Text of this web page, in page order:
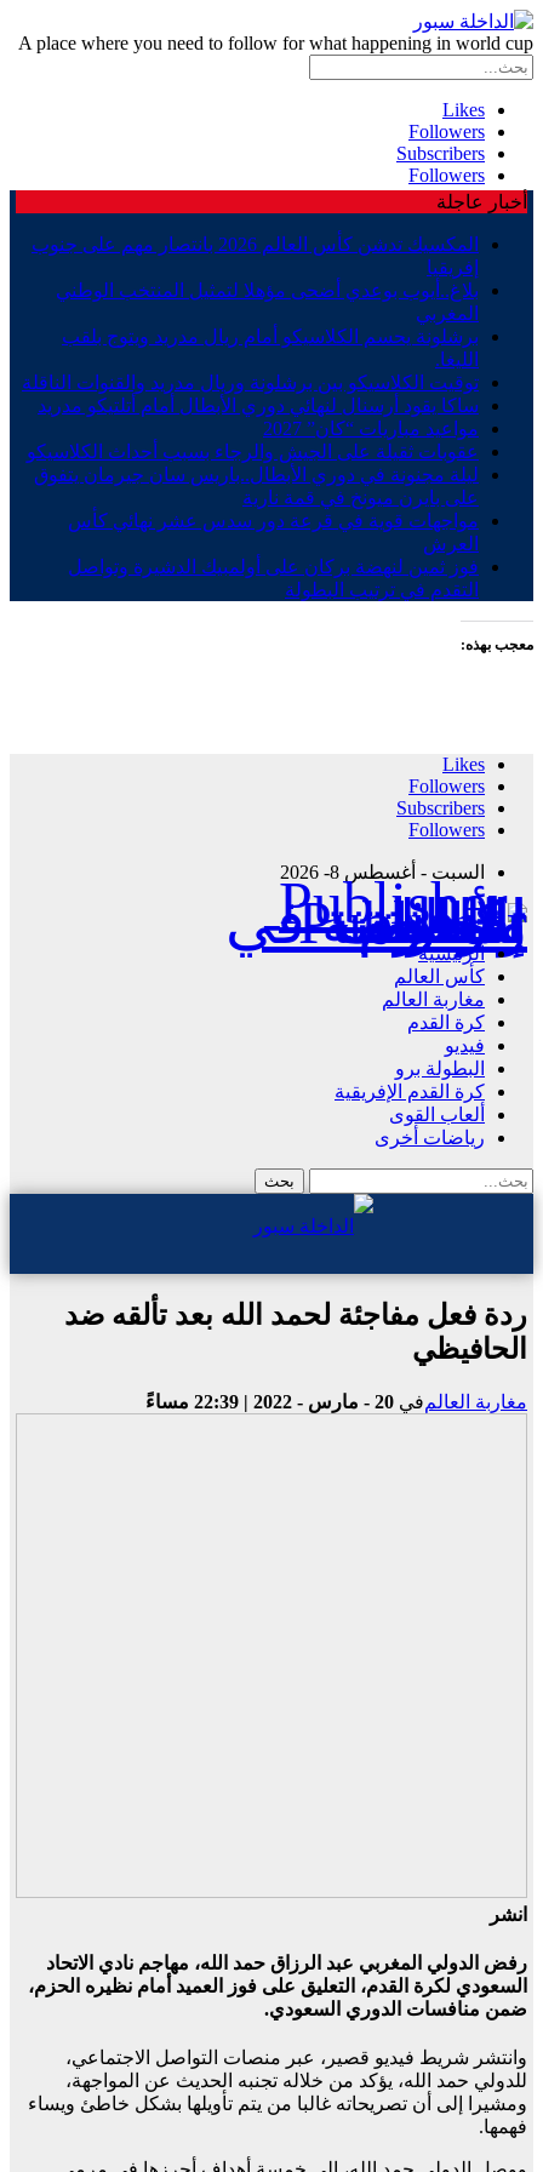
A place where you need to follow for what happening in world cup
Likes
Followers
Subscribers
Followers
أخبار عاجلة
المكسيك تدشن كأس العالم 2026 بانتصار مهم على جنوب
إفريقيا
بلاغ..أيوب بوعدي أضحى مؤهلا لتمثيل المنتخب الوطني
المغربي
برشلونة يحسم الكلاسيكو أمام ريال مدريد ويتوج بلقب
الليغا.
توقيت الكلاسيكو بين برشلونة وريال مدريد والقنوات الناقلة
ساكا يقود أرسنال لنهائي دوري الأبطال أمام أتلتيكو مدريد
مواعيد مباريات “كان” 2027
عقوبات ثقيلة على الجيش والرجاء بسبب أحداث الكلاسيكو
ليلة مجنونة في دوري الأبطال..باريس سان جيرمان يتفوق
على بايرن ميونخ في قمة نارية
مواجهات قوية في قرعة دور سدس عشر نهائي كأس
العرش
فوز ثمين لنهضة بركان على أولمبيك الدشيرة وتواصل
التقدم في ترتيب البطولة
معجب بهذه:
Likes
Followers
Subscribers
Followers
السبت - أغسطس 8- 2026
Publisher - تغطية إخبارية لكافة الأحداث الرياضية في المغرب والعالم.
الرئيسية
كأس العالم
مغاربة العالم
كرة القدم
فيديو
البطولة برو
كرة القدم الإفريقية
ألعاب القوى
رياضات أخرى
ردة فعل مفاجئة لحمد الله بعد تألقه ضد
الحافيظي
مغاربة العالمفي 20 - مارس - 2022 | 22:39 مساءً
انشر
رفض الدولي المغربي عبد الرزاق حمد الله، مهاجم نادي الاتحاد
السعودي لكرة القدم، التعليق على فوز العميد أمام نظيره الحزم،
ضمن منافسات الدوري السعودي.
وانتشر شريط فيديو قصير، عبر منصات التواصل الاجتماعي،
للدولي حمد الله، يؤكد من خلاله تجنبه الحديث عن المواجهة،
ومشيرا إلى أن تصريحاته غالبا من يتم تأويلها بشكل خاطئ ويساء
فهمها.